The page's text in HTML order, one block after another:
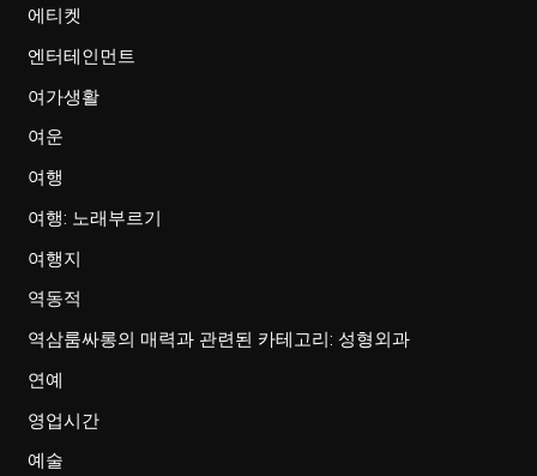
에티켓
엔터테인먼트
여가생활
여운
여행
여행: 노래부르기
여행지
역동적
역삼룸싸롱의 매력과 관련된 카테고리: 성형외과
연예
영업시간
예술